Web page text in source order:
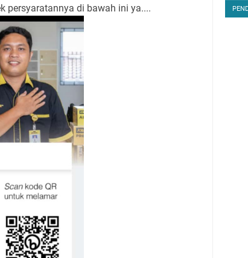
persyaratannya di bawah ini ya....